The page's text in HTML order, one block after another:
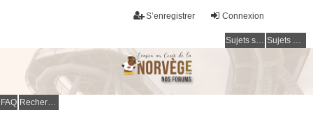
Connexion
S’enregistrer
Sujets sans réponse Sujets actifs
FAQ Rechercher